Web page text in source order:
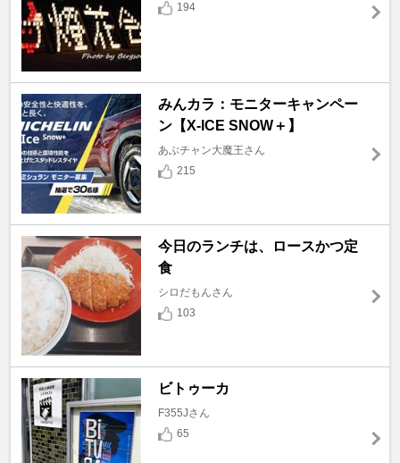
194
みんカラ：モニターキャンペー
ン【X-ICE SNOW＋】
あぶチャン大魔王さん
215
今日のランチは、ロースかつ定
食
シロだもんさん
103
ビトゥーカ
F355Jさん
65